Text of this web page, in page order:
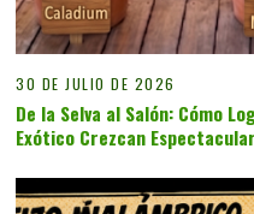
30 DE JULIO DE 2026
De la Selva al Salón: Cómo
Exótico Crezcan